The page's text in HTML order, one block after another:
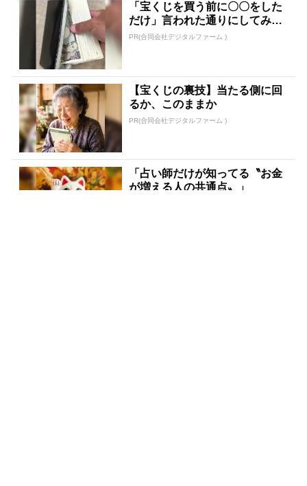
「宝くじを買う前に〇〇をした
だけ」言われた通りにしてみた
ら…
PR(合同会社デジタルファーム )
【宝くじの裏技】当たる側に回
るか、このままか
PR(合同会社デジタルファーム )
「占い師だけが知ってる〝お金
が増える人の共通点〟」